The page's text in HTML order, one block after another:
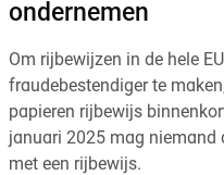
ondernemen
Om rijbewijzen in de hele
fraudebestendiger te
papieren rijbewijs
januari 2025 mag niemand
met een rijbewijs.